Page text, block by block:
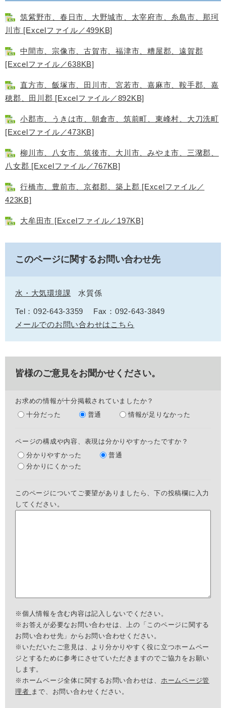
筑紫野市、春日市、大野城市、太宰府市、糸島市、那珂
川市 [Excelファイル／499KB]
中間市、宗像市、古賀市、福津市、糟屋郡、遠賀郡
[Excelファイル／638KB]
直方市、飯塚市、田川市、宮若市、嘉麻市、鞍手郡、嘉
穂郡、田川郡 [Excelファイル／892KB]
小郡市、うきは市、朝倉市、筑前町、東峰村、大刀洗町
[Excelファイル／473KB]
柳川市、八女市、筑後市、大川市、みやま市、三潴郡、
八女郡 [Excelファイル／767KB]
行橋市、豊前市、京都郡、築上郡 [Excelファイル／
423KB]
大牟田市 [Excelファイル／197KB]
このページに関するお問い合わせ先
水・大気環境課 水質係
Tel：092-643-3359
Fax：092-643-3849
メールでのお問い合わせはこちら
皆様のご意見をお聞かせください。
お求めの情報が十分掲載されていましたか？
十分だった
普通 情報が足りなかった
ページの構成や内容、表現は分かりやすかったですか？
分かりやすかった
普通
分かりにくかった
このページについてご要望がありましたら、下の投稿欄に入力
してください。
※個人情報を含む内容は記入しないでください。
※お答えが必要なお問い合わせは、上の「このページに関する
お問い合わせ先」からお問い合わせください。
※いただいたご意見は、より分かりやすく役に立つホームペー
ジとするために参考にさせていただきますのでご協力をお願い
します。
※ホームページ全体に関するお問い合わせは、 ホームページ管
理者 まで、お問い合わせください。